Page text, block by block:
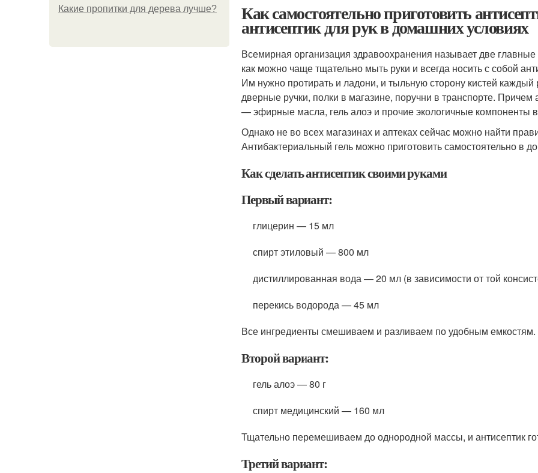
Какие пропитки для дерева лучше?
Как самостоятельно приготовить
антисептик для рук в домашних условиях
Всемирная организация здравоохранения называет две
как можно чаще тщательно мыть руки и всегда носить с собой
Им нужно протирать и ладони, и тыльную сторону кистей каждый
дверные ручки, полки в магазине, поручни в транспорте. Причем
— эфирные масла, гель алоэ и прочие экологичные компоненты
Однако не во всех магазинах и аптеках сейчас можно найти
Антибактериальный гель можно приготовить самостоятельно в
Как сделать антисептик своими руками
Первый вариант:
глицерин — 15 мл
спирт этиловый — 800 мл
дистиллированная вода — 20 мл (в зависимости от той
перекись водорода — 45 мл
Все ингредиенты смешиваем и разливаем по удобным емкостям.
Второй вариант:
гель алоэ — 80 г
спирт медицинский — 160 мл
Тщательно перемешиваем до однородной массы, и антисептик
Третий вариант: